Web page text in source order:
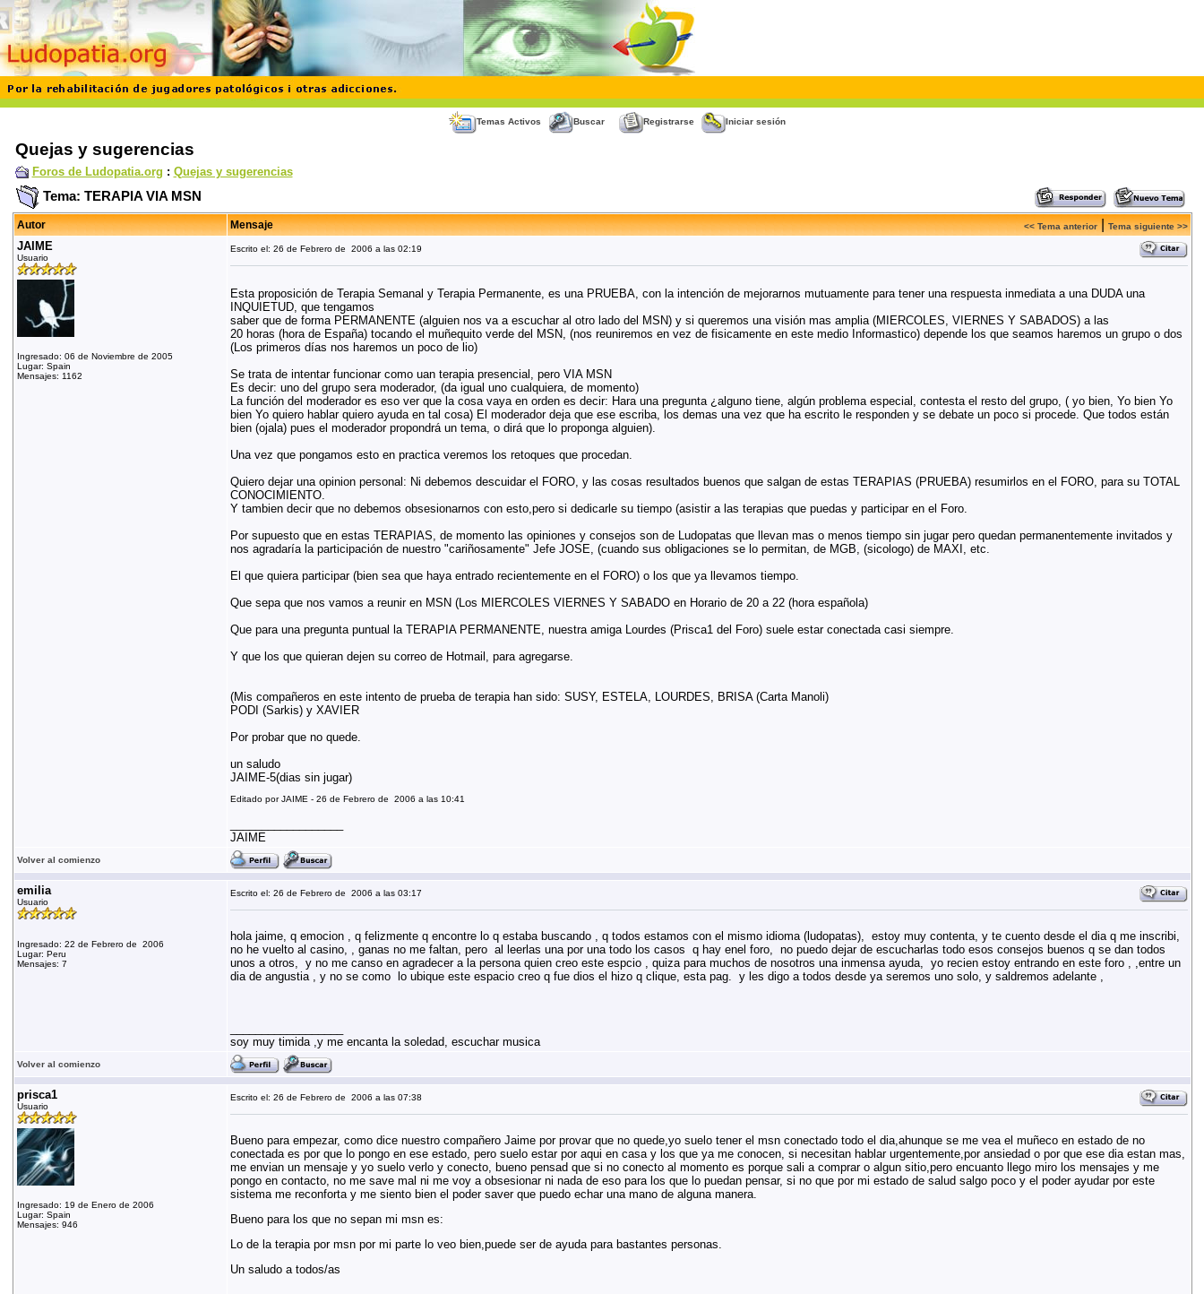
Temas Activos Buscar Registrarse Iniciar sesión
Quejas y sugerencias
Foros de Ludopatia.org : Quejas y sugerencias
Tema: TERAPIA VIA MSN
Autor Mensaje << Tema anterior|Tema siguiente >>
JAIME
Usuario
Ingresado: 06 de Noviembre de 2005
Lugar: Spain
Mensajes: 1162
Escrito el: 26 de Febrero de 2006 a las 02:19
Esta proposición de Terapia Semanal y Terapia Permanente, es una PRUEBA, con la intención de mejorarnos mutuamente para tener una respuesta inmediata a una DUDA una
INQUIETUD, que tengamos
saber que de forma PERMANENTE (alguien nos va a escuchar al otro lado del MSN) y si queremos una visión mas amplia (MIERCOLES, VIERNES Y SABADOS) a las
20 horas (hora de España) tocando el muñequito verde del MSN, (nos reuniremos en vez de fisicamente en este medio Informastico) depende los que seamos haremos un grupo o dos
(Los primeros días nos haremos un poco de lio)
Se trata de intentar funcionar como uan terapia presencial, pero VIA MSN
Es decir: uno del grupo sera moderador, (da igual uno cualquiera, de momento)
La función del moderador es eso ver que la cosa vaya en orden es decir: Hara una pregunta ¿alguno tiene, algún problema especial, contesta el resto del grupo, ( yo bien, Yo bien Yo
bien Yo quiero hablar quiero ayuda en tal cosa) El moderador deja que ese escriba, los demas una vez que ha escrito le responden y se debate un poco si procede. Que todos están
bien (ojala) pues el moderador propondrá un tema, o dirá que lo proponga alguien).
Una vez que pongamos esto en practica veremos los retoques que procedan.
Quiero dejar una opinion personal: Ni debemos descuidar el FORO, y las cosas resultados buenos que salgan de estas TERAPIAS (PRUEBA) resumirlos en el FORO, para su TOTAL
CONOCIMIENTO.
Y tambien decir que no debemos obsesionarnos con esto,pero si dedicarle su tiempo (asistir a las terapias que puedas y participar en el Foro.
Por supuesto que en estas TERAPIAS, de momento las opiniones y consejos son de Ludopatas que llevan mas o menos tiempo sin jugar pero quedan permanentemente invitados y
nos agradaría la participación de nuestro "cariñosamente" Jefe JOSE, (cuando sus obligaciones se lo permitan, de MGB, (sicologo) de MAXI, etc.
El que quiera participar (bien sea que haya entrado recientemente en el FORO) o los que ya llevamos tiempo.
Que sepa que nos vamos a reunir en MSN (Los MIERCOLES VIERNES Y SABADO en Horario de 20 a 22 (hora española)
Que para una pregunta puntual la TERAPIA PERMANENTE, nuestra amiga Lourdes (Prisca1 del Foro) suele estar conectada casi siempre.
Y que los que quieran dejen su correo de Hotmail, para agregarse.
(Mis compañeros en este intento de prueba de terapia han sido: SUSY, ESTELA, LOURDES, BRISA (Carta Manoli)
PODI (Sarkis) y XAVIER
Por probar que no quede.
un saludo
JAIME-5(dias sin jugar)
Editado por JAIME - 26 de Febrero de 2006 a las 10:41
JAIME
Volver al comienzo
emilia
Usuario
Ingresado: 22 de Febrero de 2006
Lugar: Peru
Mensajes: 7
Escrito el: 26 de Febrero de 2006 a las 03:17
hola jaime, q emocion , q felizmente q encontre lo q estaba buscando , q todos estamos con el mismo idioma (ludopatas), estoy muy contenta, y te cuento desde el dia q me inscribi,
no he vuelto al casino, , ganas no me faltan, pero al leerlas una por una todo los casos q hay enel foro, no puedo dejar de escucharlas todo esos consejos buenos q se dan todos
unos a otros, y no me canso en agradecer a la persona quien creo este espcio , quiza para muchos de nosotros una inmensa ayuda, yo recien estoy entrando en este foro , ,entre un
dia de angustia , y no se como lo ubique este espacio creo q fue dios el hizo q clique, esta pag. y les digo a todos desde ya seremos uno solo, y saldremos adelante ,
soy muy timida ,y me encanta la soledad, escuchar musica
Volver al comienzo
prisca1
Usuario
Ingresado: 19 de Enero de 2006
Lugar: Spain
Mensajes: 946
Escrito el: 26 de Febrero de 2006 a las 07:38
Bueno para empezar, como dice nuestro compañero Jaime por provar que no quede,yo suelo tener el msn conectado todo el dia,ahunque se me vea el muñeco en estado de no
conectada es por que lo pongo en ese estado, pero suelo estar por aqui en casa y los que ya me conocen, si necesitan hablar urgentemente,por ansiedad o por que ese dia estan mas,
me envian un mensaje y yo suelo verlo y conecto, bueno pensad que si no conecto al momento es porque sali a comprar o algun sitio,pero encuanto llego miro los mensajes y me
pongo en contacto, no me save mal ni me voy a obsesionar ni nada de eso para los que lo puedan pensar, si no que por mi estado de salud salgo poco y el poder ayudar por este
sistema me reconforta y me siento bien el poder saver que puedo echar una mano de alguna manera.
Bueno para los que no sepan mi msn es:
Lo de la terapia por msn por mi parte lo veo bien,puede ser de ayuda para bastantes personas.
Un saludo a todos/as